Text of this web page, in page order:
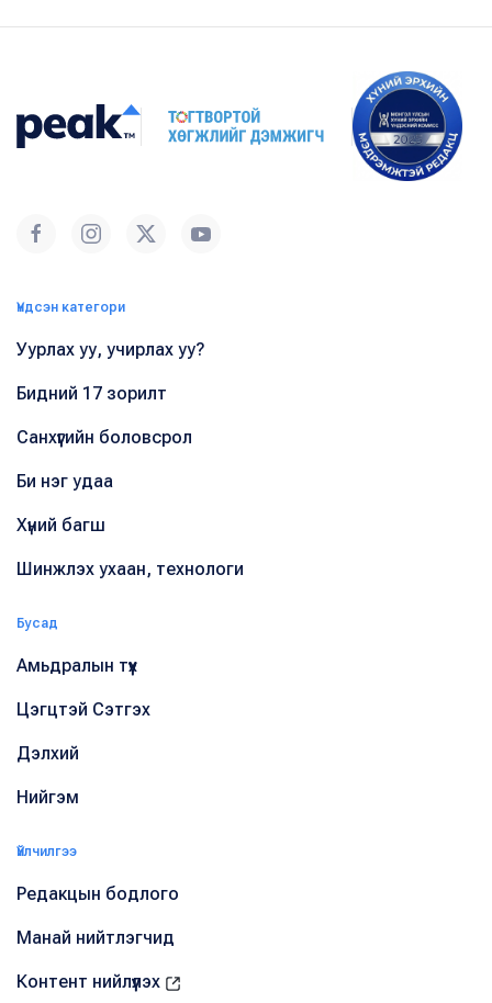
Үндсэн категори
Уурлах уу, учирлах уу?
Бидний 17 зорилт
Санхүүгийн боловсрол
Би нэг удаа
Хүний багш
Шинжлэх ухаан, технологи
Бусад
Амьдралын түүх
Цэгцтэй Сэтгэх
Дэлхий
Нийгэм
Үйлчилгээ
Редакцын бодлого
Манай нийтлэгчид
Контент нийлүүлэх